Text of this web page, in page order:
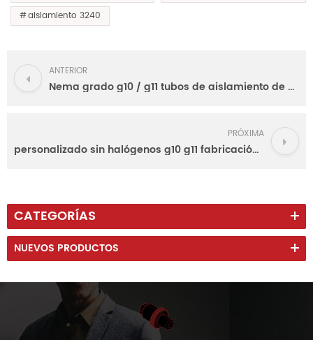
aislamiento 3240
ANTERIOR
Nema grado g10 / g11 tubos de aislamiento de fibra de vidrio epoxi para piezas mecánicas de electricidad
PRÓXIMA
personalizado sin halógenos g10 g11 fabricación de tubos
CATEGORÍAS
NUEVOS PRODUCTOS